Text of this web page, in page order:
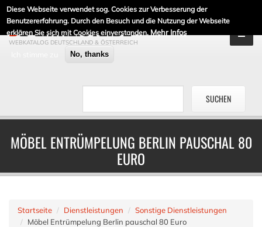
Diese Webseite verwendet sog. Cookies zur Verbesserung der
Benutzererfahrung. Durch den Besuch und die Nutzung der Webseite
erklären Sie sich mit Cookies einverstanden. Mehr Infos
No, thanks
DE-LINKLISTE.DE
WEBKATALOG DEUTSCHLAND & ÖSTERREICH
MÖBEL ENTRÜMPELUNG BERLIN PAUSCHAL 80
EURO
Startseite Dienstleistungen
Sonstige Dienstleistungen
Möbel Entrümpelung Berlin pauschal 80 Euro